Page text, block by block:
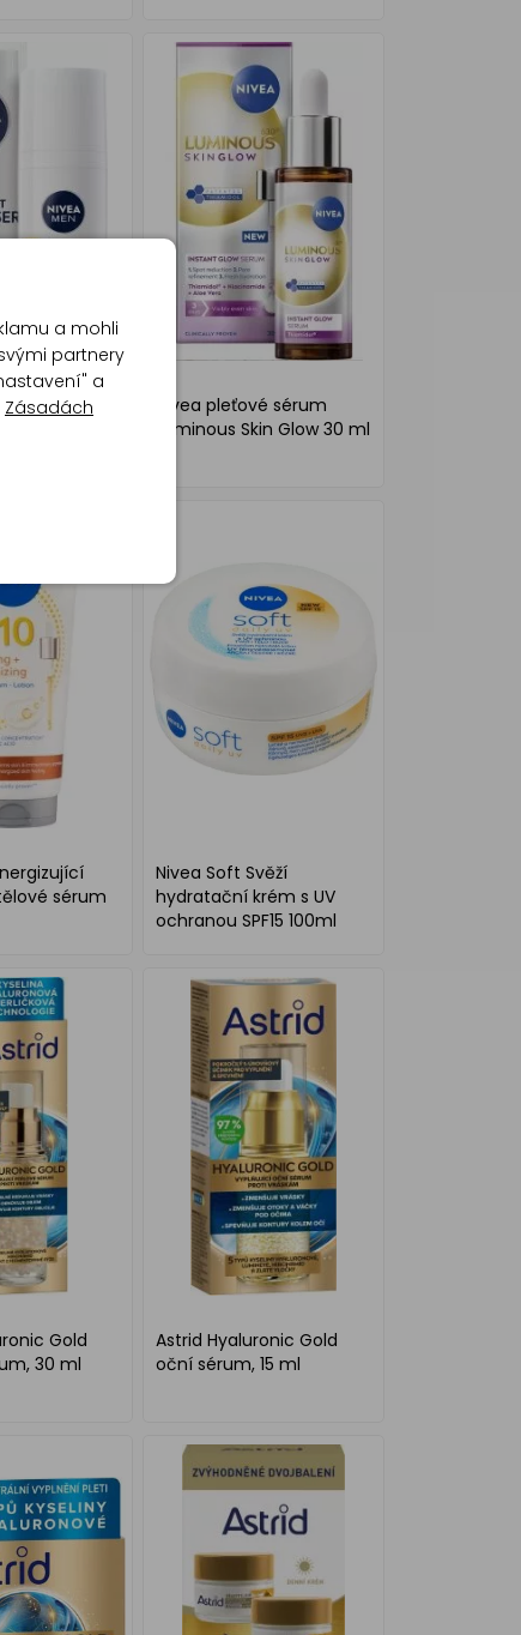
Nivea pleťové sérum
Luminous Skin Glow 30 ml
sérum
Nivea Soft Svěží
hydratační krém s UV
ochranou SPF15 100ml
Gold
30 ml
Astrid Hyaluronic Gold
oční sérum, 15 ml
a mohli
partnery
a
Zásadách